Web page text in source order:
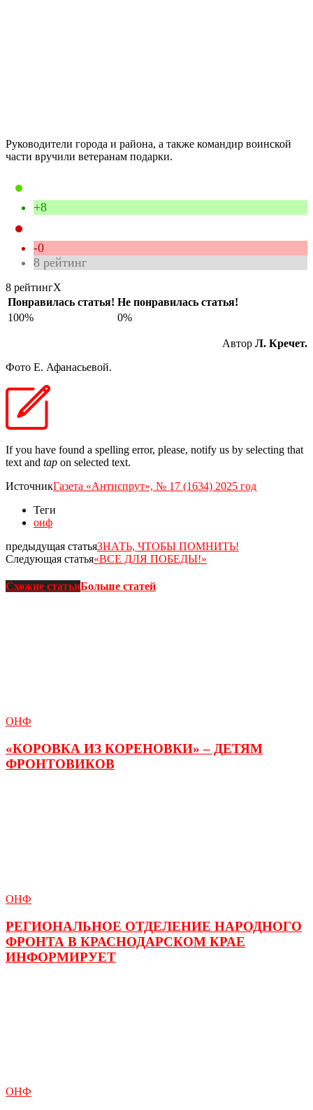
Руководители города и района, а также командир воинской
части вручили ветеранам подарки.
+8
-0
8 рейтинг
8 рейтингX
Понравилась статья! Не понравилась статья!
100%
0%
Автор Л. Кречет.
Фото Е. Афанасьевой.
If you have found a spelling error, please, notify us by selecting that
text and tap on selected text.
ИсточникГазета «Антиспрут», № 17 (1634) 2025 год
Теги
онф
предыдущая статьяЗНАТЬ, ЧТОБЫ ПОМНИТЬ!
Следующая статья«ВСЕ ДЛЯ ПОБЕДЫ!»
Схожие статьиБольше статей
ОНФ
«КОРОВКА ИЗ КОРЕНОВКИ» – ДЕТЯМ
ФРОНТОВИКОВ
ОНФ
РЕГИОНАЛЬНОЕ ОТДЕЛЕНИЕ НАРОДНОГО
ФРОНТА В КРАСНОДАРСКОМ КРАЕ
ИНФОРМИРУЕТ
ОНФ